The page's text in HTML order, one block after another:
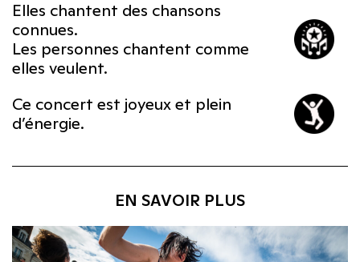
Elles chantent des chansons
connues.
Les personnes chantent comme
elles veulent.
Ce concert est joyeux et plein
d’énergie.
EN SAVOIR PLUS